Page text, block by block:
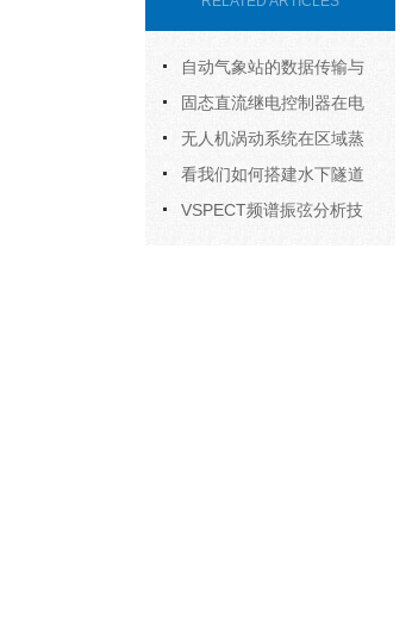
自动气象站的数据传输与
存储应用
固态直流继电控制器在电
力系统中的优势与挑战
无人机涡动系统在区域蒸
散率观测研究中的应用
看我们如何搭建水下隧道
结构安全监测系统
VSPECT频谱振弦分析技